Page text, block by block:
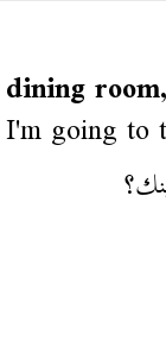
dining
I'm going to